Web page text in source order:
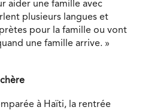
aider une famille avec
plusieurs langues et
pour la famille ou vont
une famille arrive. »
à Haïti, la rentrée